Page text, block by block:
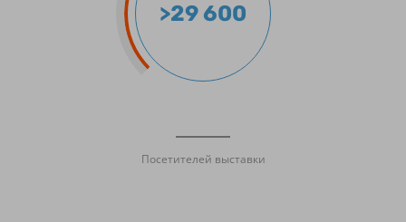
>29 600
Посетителей выставки